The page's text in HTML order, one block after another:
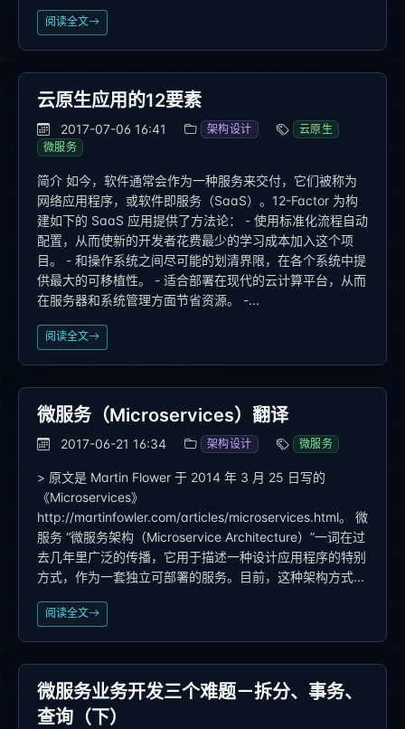
阅读全文
云原生应用的12要素
2017-07-06 16:41 架构设计
云原生
微服务
简介 如今，软件通常会作为一种服务来交付，它们被称为
网络应用程序，或软件即服务（SaaS）。12-Factor 为构
建如下的 SaaS 应用提供了方法论： - 使用标准化流程自动
配置，从而使新的开发者花费最少的学习成本加入这个项
目。 - 和操作系统之间尽可能的划清界限，在各个系统中提
供最大的可移植性。 - 适合部署在现代的云计算平台，从而
在服务器和系统管理方面节省资源。 -...
阅读全文
微服务（Microservices）翻译
2017-06-21 16:34 架构设计 微服务
> 原文是 Martin Flower 于 2014 年 3 月 25 日写的
《Microservices》
http://martinfowler.com/articles/microservices.html。 微
服务 “微服务架构（Microservice Architecture）”一词在过
去几年里广泛的传播，它用于描述一种设计应用程序的特别
方式，作为一套独立可部署的服务。目前，这种架构方式...
阅读全文
微服务业务开发三个难题－拆分、事务、
查询（下）